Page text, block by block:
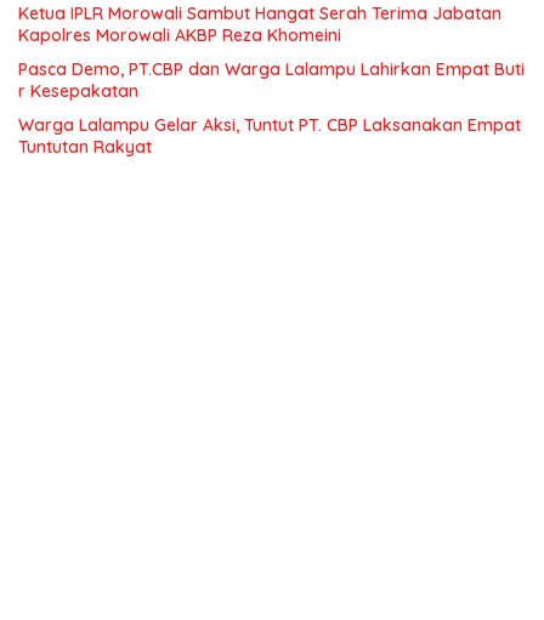
Ketua IPLR Morowali Sambut Hangat Serah Terima Jabatan
Kapolres Morowali AKBP Reza Khomeini
Pasca Demo, PT.CBP dan Warga Lalampu Lahirkan Empat Buti
r Kesepakatan
Warga Lalampu Gelar Aksi, Tuntut PT. CBP Laksanakan Empat
Tuntutan Rakyat